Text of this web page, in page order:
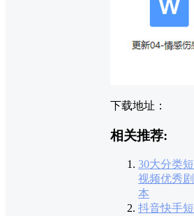
下载地址：
相关推荐:
30大分类短
视频优秀剧
本
抖音快手短